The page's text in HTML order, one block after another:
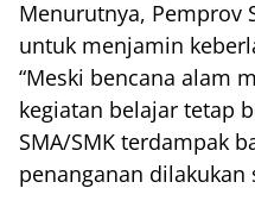
Menurutnya, Pemprov
untuk menjamin
“Meski bencana alam
kegiatan belajar tetap
SMA/SMK terdampak
penanganan dilakukan